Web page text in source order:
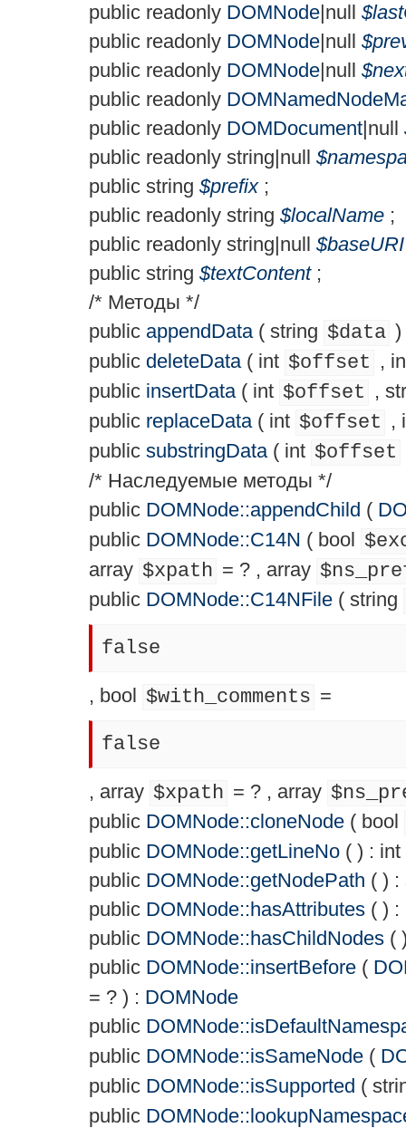
public readonly DOMNode|null $
public readonly DOMNode|null $
public readonly DOMNode|null $
public readonly
public readonly DOMDocument|null
public readonly string|null $
public string $prefix;
public readonly string $localName ;
public readonly string|null $baseURI
public string $textContent;
/* Методы */
public appendData( string $data
public deleteData( int $offset ,
public insertData( int $offset ,
public replaceData( int $offset ,
public substringData( int $offset
/* Наследуемые методы */
public DOMNode::appendChild (
public DOMNode::C14N ( bool
array $xpath = ? , array
public DOMNode::C14NFile ( string
false
, bool $with_comments =
false
, array $xpath = ? , array
public DOMNode::cloneNode ( bool
public DOMNode::getLineNo ( ) : int
public DOMNode::getNodePath ( ) :
public DOMNode::hasAttributes ( ) :
public DOMNode::hasChildNodes (
public DOMNode::insertBefore (
= ? ) : DOMNode
public
public DOMNode::isSameNode (
public DOMNode::isSupported (
public